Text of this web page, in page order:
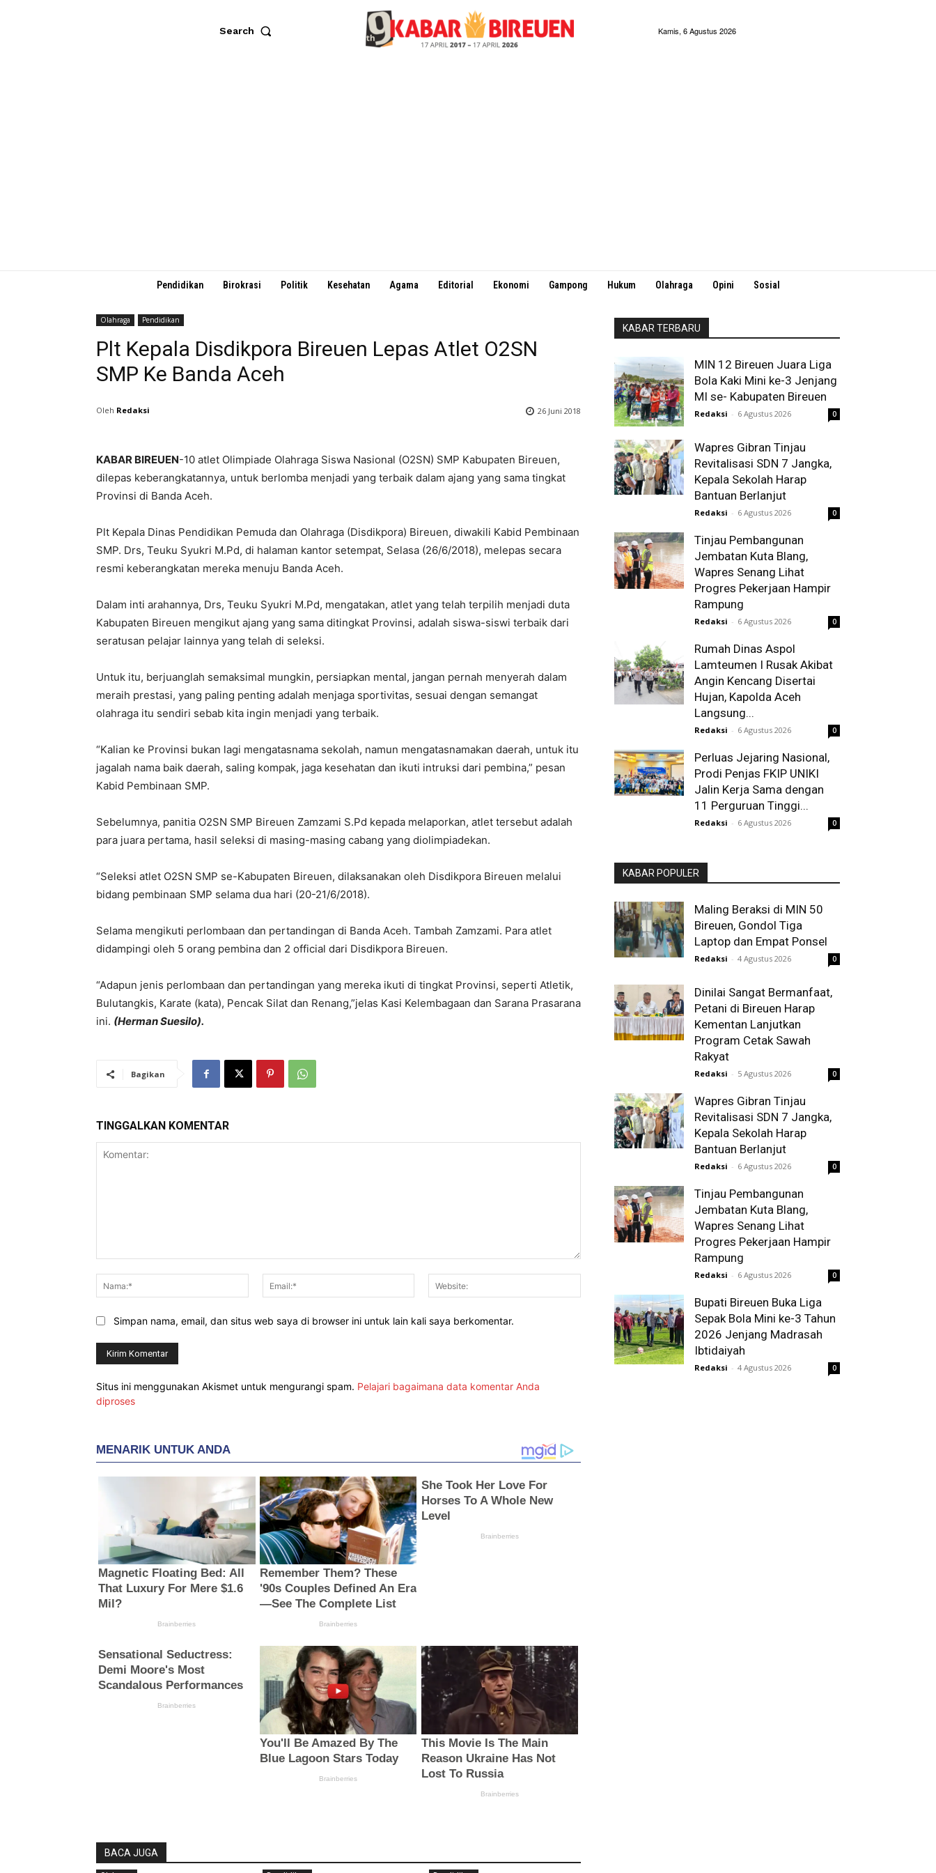
Search Kamis, 6 Agustus 2026
Pendidikan Birokrasi Politik Kesehatan Agama Editorial Ekonomi Gampong Hukum Olahraga Opini Sosial
Olahraga Pendidikan
Plt Kepala Disdikpora Bireuen Lepas Atlet O2SN
SMP Ke Banda Aceh
Oleh Redaksi 26 Juni 2018
KABAR BIREUEN-10 atlet Olimpiade Olahraga Siswa Nasional (O2SN) SMP Kabupaten Bireuen,
dilepas keberangkatannya, untuk berlomba menjadi yang terbaik dalam ajang yang sama tingkat
Provinsi di Banda Aceh.
Plt Kepala Dinas Pendidikan Pemuda dan Olahraga (Disdikpora) Bireuen, diwakili Kabid Pembinaan
SMP. Drs, Teuku Syukri M.Pd, di halaman kantor setempat, Selasa (26/6/2018), melepas secara
resmi keberangkatan mereka menuju Banda Aceh.
Dalam inti arahannya, Drs, Teuku Syukri M.Pd, mengatakan, atlet yang telah terpilih menjadi duta
Kabupaten Bireuen mengikut ajang yang sama ditingkat Provinsi, adalah siswa-siswi terbaik dari
seratusan pelajar lainnya yang telah di seleksi.
Untuk itu, berjuanglah semaksimal mungkin, persiapkan mental, jangan pernah menyerah dalam
meraih prestasi, yang paling penting adalah menjaga sportivitas, sesuai dengan semangat
olahraga itu sendiri sebab kita ingin menjadi yang terbaik.
“Kalian ke Provinsi bukan lagi mengatasnama sekolah, namun mengatasnamakan daerah, untuk itu
jagalah nama baik daerah, saling kompak, jaga kesehatan dan ikuti intruksi dari pembina,” pesan
Kabid Pembinaan SMP.
Sebelumnya, panitia O2SN SMP Bireuen Zamzami S.Pd kepada melaporkan, atlet tersebut adalah
para juara pertama, hasil seleksi di masing-masing cabang yang diolimpiadekan.
“Seleksi atlet O2SN SMP se-Kabupaten Bireuen, dilaksanakan oleh Disdikpora Bireuen melalui
bidang pembinaan SMP selama dua hari (20-21/6/2018).
Selama mengikuti perlombaan dan pertandingan di Banda Aceh. Tambah Zamzami. Para atlet
didampingi oleh 5 orang pembina dan 2 official dari Disdikpora Bireuen.
“Adapun jenis perlombaan dan pertandingan yang mereka ikuti di tingkat Provinsi, seperti Atletik,
Bulutangkis, Karate (kata), Pencak Silat dan Renang,”jelas Kasi Kelembagaan dan Sarana Prasarana
ini. (Herman Suesilo).
Bagikan
TINGGALKAN KOMENTAR
Nama:*
Email:*
Simpan nama, email, dan situs web saya di browser ini untuk lain kali saya berkomentar.
Situs ini menggunakan Akismet untuk mengurangi spam. Pelajari bagaimana data komentar Anda
diproses
BACA JUGA
KABAR TERBARU
MIN 12 Bireuen Juara Liga
Bola Kaki Mini ke-3 Jenjang
MI se- Kabupaten Bireuen
Redaksi - 6 Agustus 2026 0
Wapres Gibran Tinjau
Revitalisasi SDN 7 Jangka,
Kepala Sekolah Harap
Bantuan Berlanjut
Redaksi - 6 Agustus 2026 0
Tinjau Pembangunan
Jembatan Kuta Blang,
Wapres Senang Lihat
Progres Pekerjaan Hampir
Rampung
Redaksi - 6 Agustus 2026 0
Rumah Dinas Aspol
Lamteumen I Rusak Akibat
Angin Kencang Disertai
Hujan, Kapolda Aceh
Langsung...
Redaksi - 6 Agustus 2026 0
Perluas Jejaring Nasional,
Prodi Penjas FKIP UNIKI
Jalin Kerja Sama dengan
11 Perguruan Tinggi...
Redaksi - 6 Agustus 2026 0
KABAR POPULER
Maling Beraksi di MIN 50
Bireuen, Gondol Tiga
Laptop dan Empat Ponsel
Redaksi - 4 Agustus 2026 0
Dinilai Sangat Bermanfaat,
Petani di Bireuen Harap
Kementan Lanjutkan
Program Cetak Sawah
Rakyat
Redaksi - 5 Agustus 2026 0
Wapres Gibran Tinjau
Revitalisasi SDN 7 Jangka,
Kepala Sekolah Harap
Bantuan Berlanjut
Redaksi - 6 Agustus 2026 0
Tinjau Pembangunan
Jembatan Kuta Blang,
Wapres Senang Lihat
Progres Pekerjaan Hampir
Rampung
Redaksi - 6 Agustus 2026 0
Bupati Bireuen Buka Liga
Sepak Bola Mini ke-3 Tahun
2026 Jenjang Madrasah
Ibtidaiyah
Redaksi - 4 Agustus 2026 0